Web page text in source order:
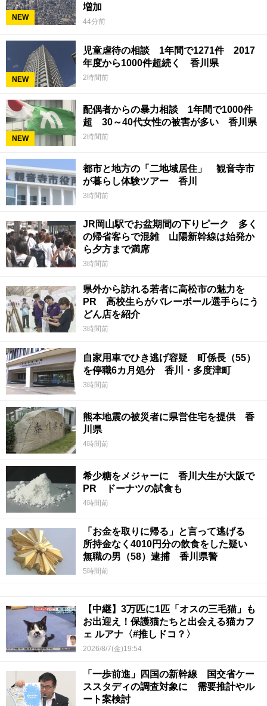
NEW
増加
44分前
NEW
児童虐待の相談 1年間で1271件 2017
年度から1000件超続く 香川県
2時間前
NEW
配偶者からの暴力相談 1年間で1000件
超 30～40代女性の被害が多い 香川県
2時間前
都市と地方の「二地域居住」 観音寺市
が暮らし体験ツアー 香川
3時間前
JR岡山駅でお盆期間の下りピーク 多く
の帰省客らで混雑 山陽新幹線は始発か
ら夕方まで満席
3時間前
県外から訪れる若者に高松市の魅力を
PR 高校生らがバレーボール選手らにう
どん店を紹介
3時間前
自家用車でひき逃げ容疑 町係長（55）
を停職6カ月処分 香川・多度津町
3時間前
熊本地震の被災者に県営住宅を提供 香
川県
4時間前
希少糖をメジャーに 香川大生が大阪で
PR ドーナツの試食も
4時間前
「お金を取りに帰る」と言って逃げる
所持金なく4010円分の飲食をした疑い
無職の男（58）逮捕 香川県警
5時間前
【中継】3万匹に1匹「オスの三毛猫」も
お出迎え！保護猫たちと出会える猫カフ
ェ ルアナ〈#推しドコ？〉
2026/8/7(金)19:54
「一歩前進」四国の新幹線 国交省ケー
ススタディの調査対象に 需要推計やル
ート案検討